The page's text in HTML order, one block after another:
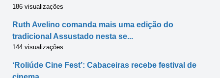
186 visualizações
Ruth Avelino comanda mais uma edição do
tradicional Assustado nesta se...
144 visualizações
‘Roliúde Cine Fest’: Cabaceiras recebe festival de